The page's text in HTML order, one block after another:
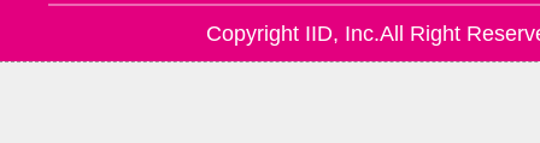
Copyright IID, Inc.All Right